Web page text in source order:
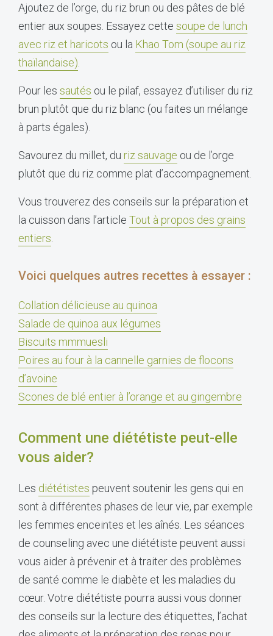
Ajoutez de l’orge, du riz brun ou des pâtes de blé
entier aux soupes. Essayez cette soupe de lunch
avec riz et haricots ou la Khao Tom (soupe au riz
thaïlandaise)
Pour les sautés ou le pilaf, essayez d’utiliser du riz
brun plutôt que du riz blanc (ou faites un mélange
à parts égales).
Savourez du millet, du riz sauvage ou de l’orge
plutôt que du riz comme plat d’accompagnement.
Vous trouverez des conseils sur la préparation et
la cuisson dans l’article Tout à propos des grains
entiers
Voici quelques autres recettes à essayer :
Collation délicieuse au quinoa
Salade de quinoa aux légumes
Biscuits mmmuesli
Poires au four à la cannelle garnies de flocons
d’avoine
Scones de blé entier à l’orange et au gingembre
Comment une diététiste peut-elle
vous aider?
Les diététistes peuvent soutenir les gens qui en
sont à différentes phases de leur vie, par exemple
les femmes enceintes et les aînés. Les séances
de counseling avec une diététiste peuvent aussi
vous aider à prévenir et à traiter des problèmes
de santé comme le diabète et les maladies du
cœur. Votre diététiste pourra aussi vous donner
des conseils sur la lecture des étiquettes, l’achat